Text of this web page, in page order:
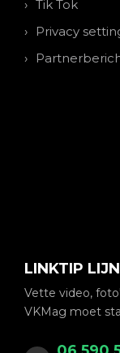
Tik Tok
Privacy
LINKTIP LIJN
Vette video,
VKMag moet